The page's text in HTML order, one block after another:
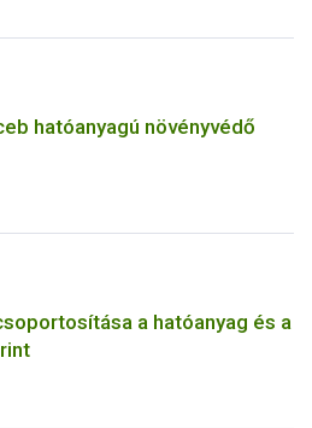
hatóanyagú növényvédő
a hatóanyag és a